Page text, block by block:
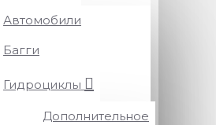
Автомобили
Багги
Гидроциклы
Дополнительное